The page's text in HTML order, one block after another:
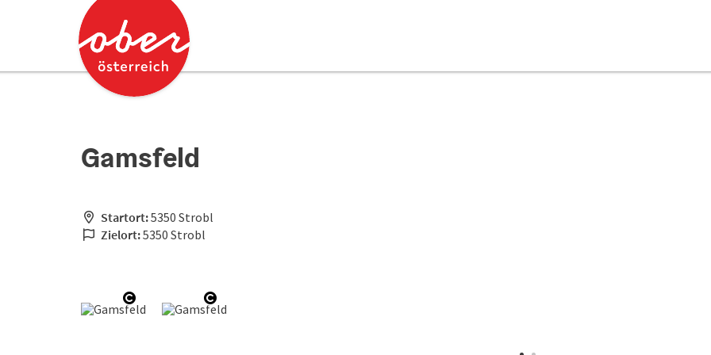
Zum Inhalt
Zum Seitenanfang Accesskey
Gamsfeld
Startort:5350 Strobl
Zielort:5350 Strobl
Copyright öffnenCopyright öffnen